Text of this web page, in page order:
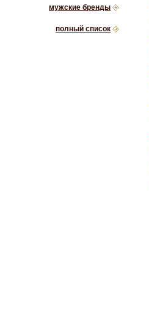
мужские бренды
полный список